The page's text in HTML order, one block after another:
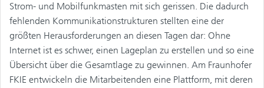
Strom- und Mobilfunkmasten mit sich gerissen. Die dadurch
fehlenden Kommunikationstrukturen stellten eine der
größten Herausforderungen an diesen Tagen dar: Ohne
Internet ist es schwer, einen Lageplan zu erstellen und so eine
Übersicht über die Gesamtlage zu gewinnen. Am Fraunhofer
FKIE entwickeln die Mitarbeitenden eine Plattform, mit deren